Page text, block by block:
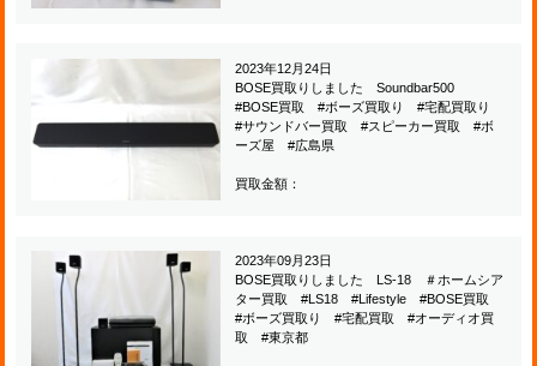
2023年12月24日
BOSE買取りしました Soundbar500
#BOSE買取 #ボーズ買取り #宅配買取り
#サウンドバー買取 #スピーカー買取 #ボ
ーズ屋 #広島県
買取金額：
2023年09月23日
BOSE買取りしました LS-18 ＃ホームシア
ター買取 #LS18 #Lifestyle #BOSE買取
#ボーズ買取り #宅配買取 #オーディオ買
取 #東京都